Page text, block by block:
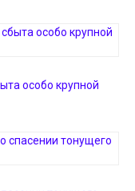
особо крупной